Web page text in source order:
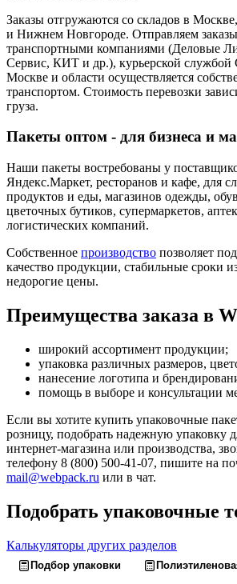
Заказы отгружаются со складов в
и Нижнем Новгороде. Отправляем
транспортными компаниями (Деловые
Сервис, КИТ и др.), курьерской
Москве и области осуществляется
транспортом. Стоимость перевозки
груза.
Пакеты оптом - для бизнеса и
Наши пакеты востребованы у
Яндекс.Маркет, ресторанов и кафе, для
продуктов и еды, магазинов одежды,
цветочных бутиков, супермаркетов,
логистических компаний.
Собственное производство позволяет
качество продукции, стабильные сроки
недорогие цены.
Преимущества заказа в
широкий ассортимент продукции;
упаковка различных размеров,
нанесение логотипа и
помощь в выборе и консультации
Если вы хотите купить упаковочные
розницу, подобрать надежную упаковку
интернет-магазина или производства,
телефону 8 (800) 500-41-07, пишите на
mail@webpack.ru или в чат.
Подобрать упаковочные
Калькуляторы других разделов
Подбор упаковки